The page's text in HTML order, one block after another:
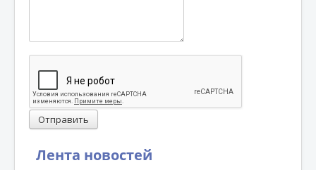
Лента новостей
Отправить